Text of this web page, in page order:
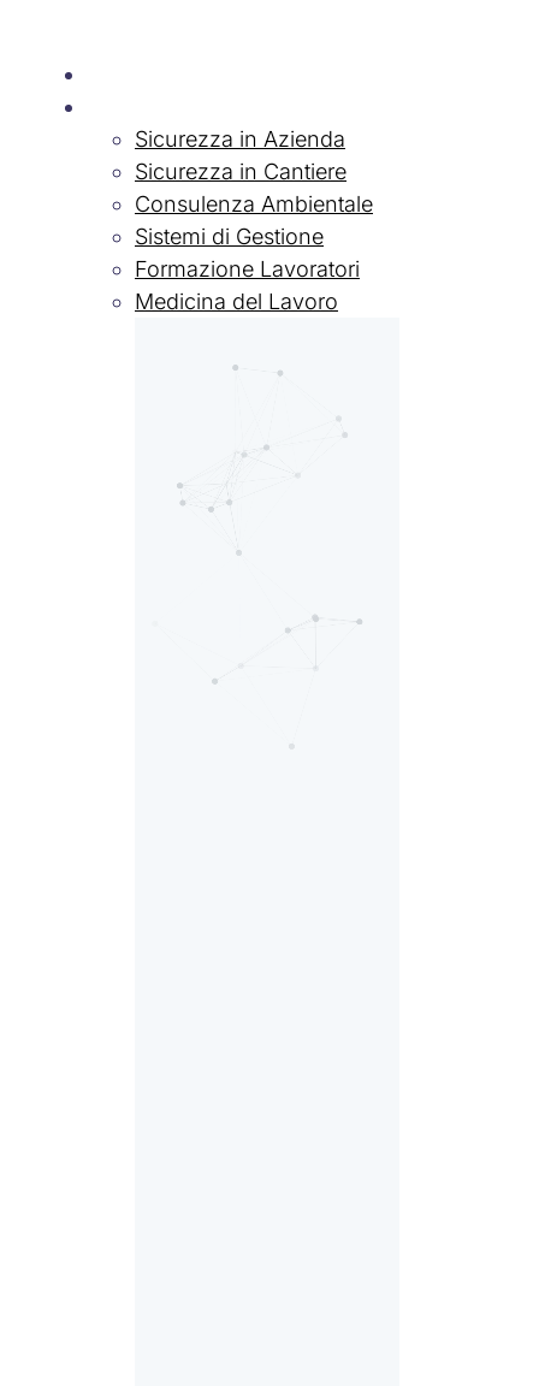
Sicurezza in Azienda
Sicurezza in Cantiere
Consulenza Ambientale
Sistemi di Gestione
Formazione Lavoratori
Medicina del Lavoro